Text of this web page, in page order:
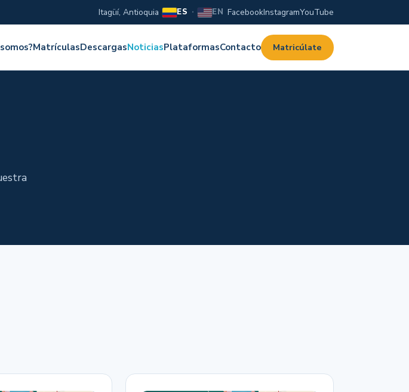
Itagüí, Antioquia ES · EN FacebookInstagramYouTube
MatrículasDescargasNoticiasPlataformasContacto Matricúlate